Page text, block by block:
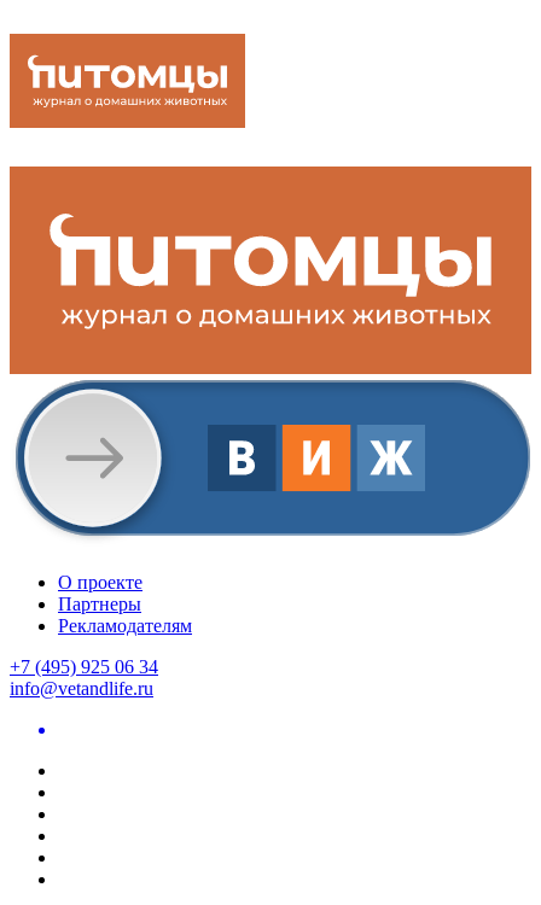
О проекте
Партнеры
Рекламодателям
+7 (495) 925 06 34
info@vetandlife.ru